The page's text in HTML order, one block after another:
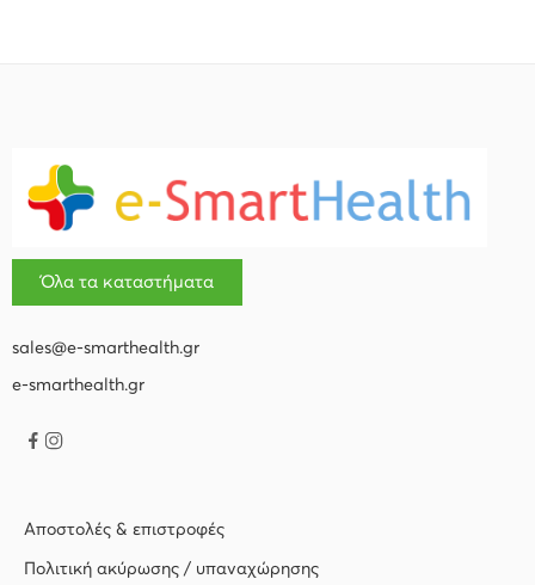
Όλα τα καταστήματα
sales@e-smarthealth.gr
e-smarthealth.gr
Αποστολές & επιστροφές
Πολιτική ακύρωσης / υπαναχώρησης